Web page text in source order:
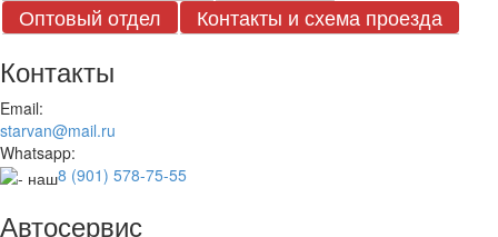
Оптовый отдел
Контакты и схема проезда
Контакты
Email:
starvan@mail.ru
Whatsapp:
8 (901) 578-75-55
Автосервис